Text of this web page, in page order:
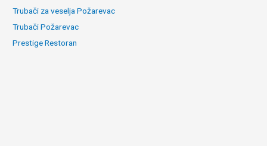
Trubači za veselja Požarevac
Trubači Požarevac
Prestige Restoran